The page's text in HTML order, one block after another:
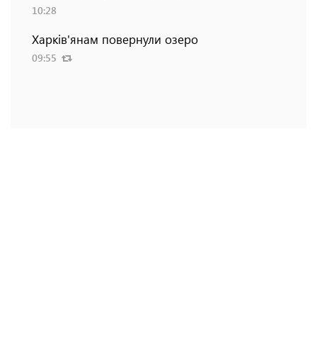
10:28
Харків'янам повернули озеро
09:55